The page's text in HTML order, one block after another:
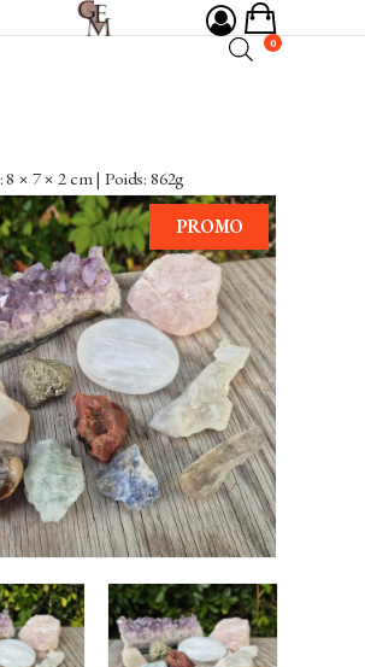
0
× 7 × 2 cm | Poids: 862g
VENDU
PROMO